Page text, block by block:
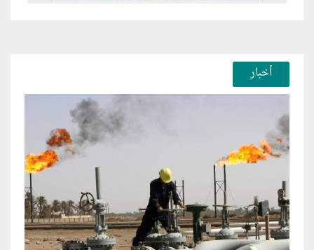
أخبار